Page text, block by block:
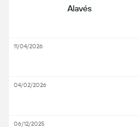
Alavés
11/04/2026
04/02/2026
06/12/2025